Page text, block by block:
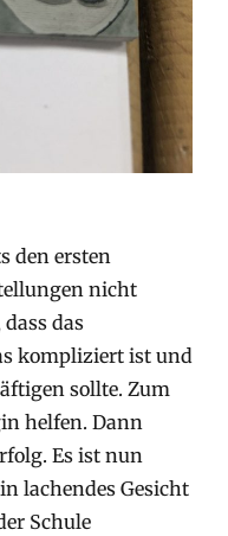
den ersten
nicht
das
kompliziert ist und
sollte. Zum
helfen. Dann
Es ist nun
lachendes Gesicht
Schule